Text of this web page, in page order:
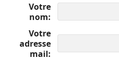
Votre
nom
Votre
adresse
mail